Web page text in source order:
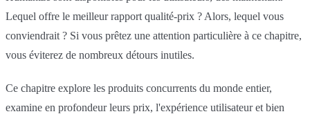
Lequel offre le meilleur rapport qualité-prix ? Alors, lequel vous
conviendrait ? Si vous prêtez une attention particulière à ce chapitre,
vous éviterez de nombreux détours inutiles.
Ce chapitre explore les produits concurrents du monde entier,
examine en profondeur leurs prix, l'expérience utilisateur et bien